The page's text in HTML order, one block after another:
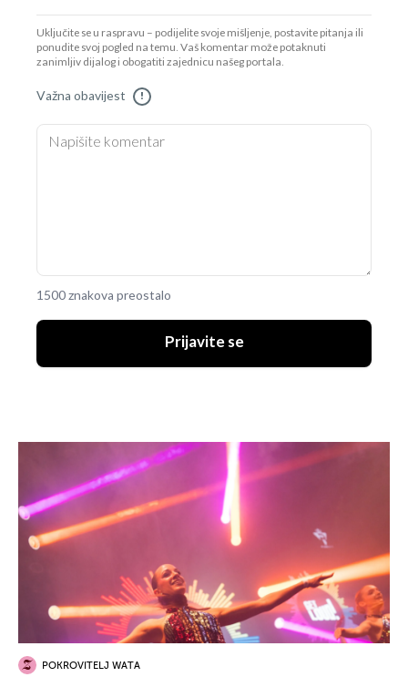
Uključite se u raspravu – podijelite svoje mišljenje, postavite pitanja ili
ponudite svoj pogled na temu. Vaš komentar može potaknuti
zanimljiv dijalog i obogatiti zajednicu našeg portala.
Važna obavijest !
1500 znakova preostalo
Prijavite se
POKROVITELJ WATA